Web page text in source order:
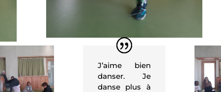
J’aime bien
danser. Je
danse plus à